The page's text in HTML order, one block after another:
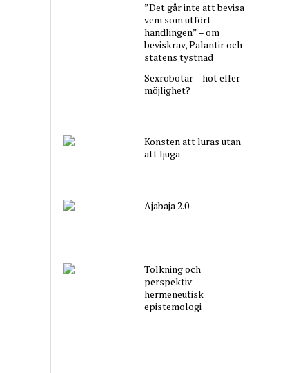
”Det går inte att bevisa
vem som utfört
handlingen” – om
beviskrav, Palantir och
statens tystnad
Sexrobotar – hot eller
möjlighet?
Konsten att luras utan
att ljuga
Ajabaja 2.0
Tolkning och
perspektiv –
hermeneutisk
epistemologi